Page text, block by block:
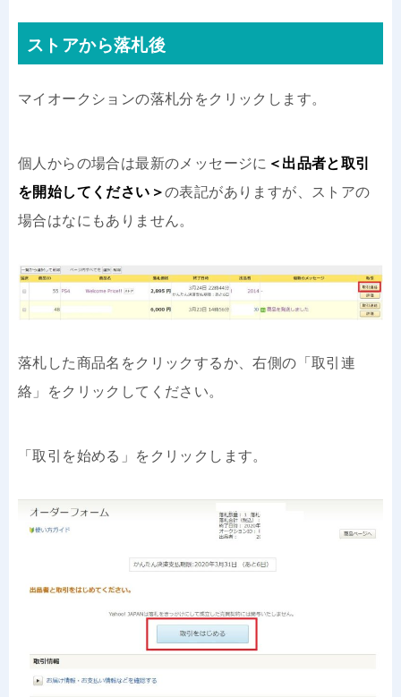
ストアから落札後
マイオークションの落札分をクリックします。
個人からの場合は最新のメッセージに ＜出品者と取引
を開始してください＞の表記がありますが、ストアの
場合はなにもありません。
落札した商品名をクリックするか、右側の「取引連
絡」をクリックしてください。
「取引を始める」をクリックします。